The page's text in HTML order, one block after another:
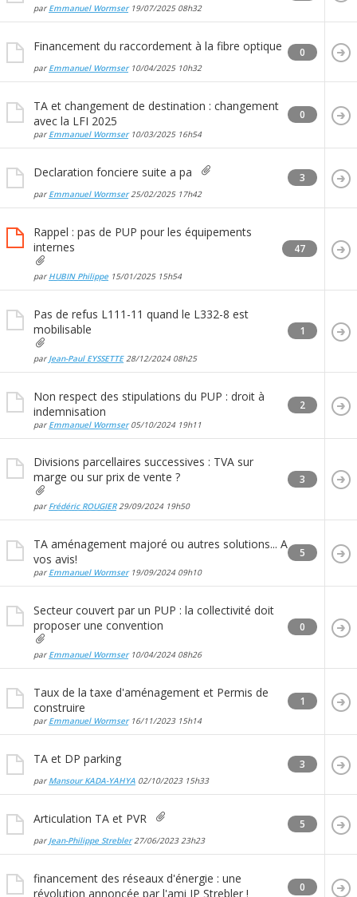
par Emmanuel Wormser19/07/2025 08h32
Financement du raccordement à la fibre optique
par Emmanuel Wormser10/04/2025 10h32
0
TA et changement de destination : changement
avec la LFI 2025
par Emmanuel Wormser10/03/2025 16h54
0
Declaration fonciere suite a pa
par Emmanuel Wormser25/02/2025 17h42
3
Rappel : pas de PUP pour les équipements
internes
par HUBIN Philippe 15/01/2025 15h54
47
Pas de refus L111-11 quand le L332-8 est
mobilisable
par Jean-Paul EYSSETTE28/12/2024 08h25
1
Non respect des stipulations du PUP : droit à
indemnisation
par Emmanuel Wormser05/10/2024 19h11
2
Divisions parcellaires successives : TVA sur
marge ou sur prix de vente ?
par Frédéric ROUGIER29/09/2024 19h50
3
TA aménagement majoré ou autres solutions... A
vos avis!
par Emmanuel Wormser19/09/2024 09h10
5
Secteur couvert par un PUP : la collectivité doit
proposer une convention
par Emmanuel Wormser10/04/2024 08h26
0
Taux de la taxe d'aménagement et Permis de
construire
par Emmanuel Wormser16/11/2023 15h14
1
TA et DP parking
par Mansour KADA-YAHYA 02/10/2023 15h33
3
Articulation TA et PVR
par Jean-Philippe Strebler27/06/2023 23h23
5
financement des réseaux d'énergie : une
révolution annoncée par l'ami JP Strebler !
0